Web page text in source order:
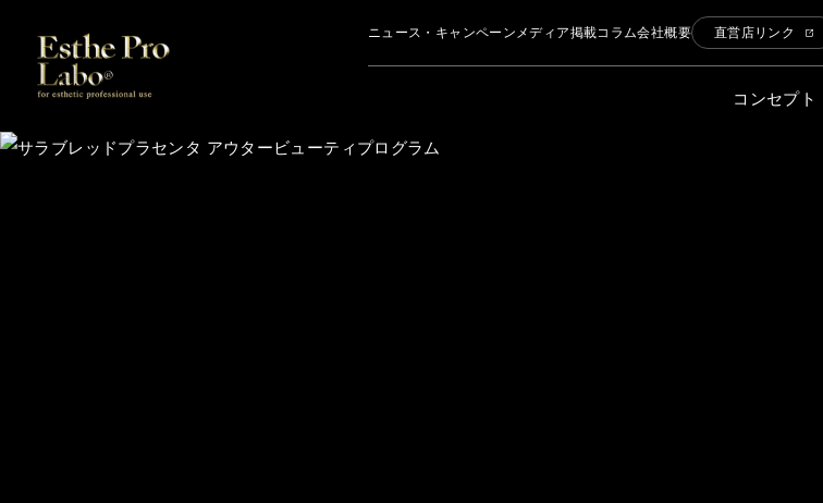
ニュース・キャンペーン メディア掲載コラム会社概要 直営店リンク
コンセプト